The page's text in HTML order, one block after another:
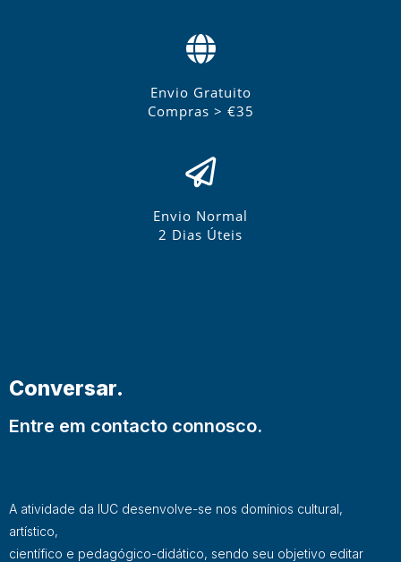
Envio Gratuito
Compras > €35
Envio Normal
2 Dias Úteis
Conversar.
Entre em contacto connosco.
A atividade da IUC desenvolve-se nos domínios cultural,
artístico,
científico e pedagógico-didático, sendo seu objetivo editar